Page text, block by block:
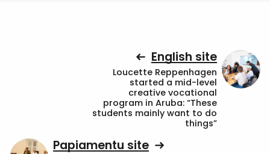
English site
Loucette Reppenhagen
started a mid-level
creative vocational
program in Aruba: “These
students mainly want to do
things”
Papiamentu site